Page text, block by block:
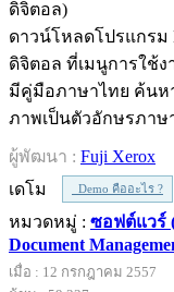
ดาวน์โหลดโปรแกรม
ดิจิตอล ที่เมนูการใช้
มีคู่มือภาษาไทย ค้นห
ภาพเป็นตัวอักษรภาษ
ผู้พัฒนา : Fuji Xerox
เดโม
Demo คืออะไร ?
หมวดหมู่ : ซอฟต์แวร์
Document
เมื่อ : 12 กรกฎาคม 2557